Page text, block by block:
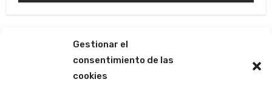
Gestionar el
consentimiento de las
cookies
Las ágoras de Mercedes